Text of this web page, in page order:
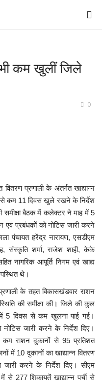
कम खुलीं जिले
0
प्रणाली के अंतर्गत खाद्यान्न
से कम 11 दिवस खुले रखने के निर्देश
समीक्षा बैठक में कलेक्टर ने माह में 5
प्रबंधकों को नोटिस जारी करने
पंचायत हरेंद्र नारायण, एसडीएम
संस्कृति शर्मा, राजेश शाही, केके
नागरिक आपूर्ति निगम एवं खाद्य
थे।
के तहत विकासखंडवार राशन
की समीक्षा की। जिले की कुल
5 दिवस से कम खुलना पाई गई।
जारी करने के निर्देश दिए।
राशन दुकानों से 95 प्रतिशत
में 10 दुकानों का खाद्यान्न वितरण
करने के निर्देश दिए। सीएम
277 शिकायतें खाद्यान्न पर्ची से